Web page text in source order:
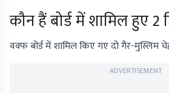
कौन हैं बोर्ड में शामिल हुए 2
वक्फ बोर्ड में शामिल किए गए दो गैर-मुस्लिम
ADVERTISEMENT